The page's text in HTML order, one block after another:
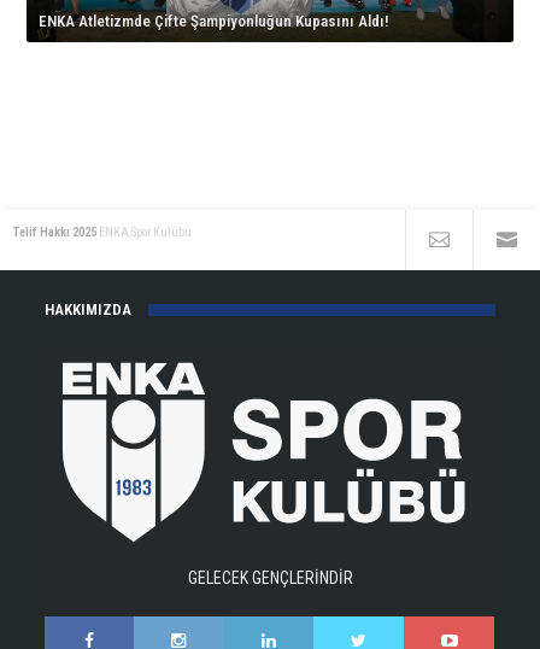
ENKA Atletizmde Çifte Şampiyonluğun Kupasını Aldı!
Telif Hakkı 2025 ENKA Spor Kulübü
HAKKIMIZDA
GELECEK GENÇLERİNDİR